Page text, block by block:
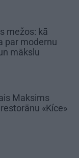
mežos: kā
par modernu
mākslu
Maksims
«Kíce»